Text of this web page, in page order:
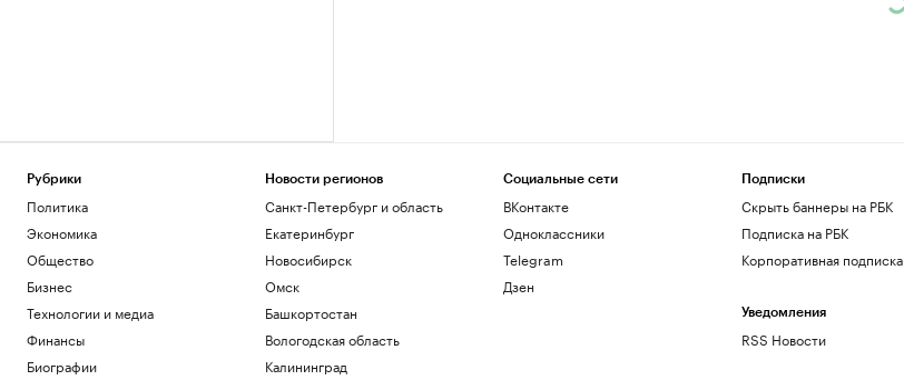
Рубрики
Политика
Экономика
Общество
Бизнес
Технологии и медиа
Финансы
Биографии
Новости регионов
Санкт-Петербург и область
Екатеринбург
Новосибирск
Омск
Башкортостан
Вологодская область
Калининград
Социальные сети
ВКонтакте
Одноклассники
Telegram
Дзен
Подписки
Скрыть баннеры на РБК
Подписка на РБК
Корпоративная подписка
Уведомления
RSS Новости